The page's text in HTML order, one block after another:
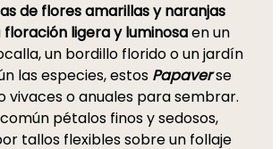
de flores amarillas y naranjas
floración ligera y luminosaen un
un bordillo florido o un jardín
las especies, estos Papaverse
vivaces o anuales para sembrar.
pétalos finos y sedosos,
tallos flexibles sobre un follaje